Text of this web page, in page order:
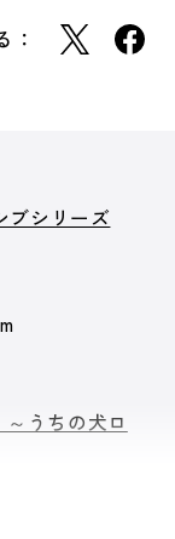
：
ブシリーズ
うちの犬ロ